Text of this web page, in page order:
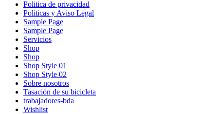
Politica de privacidad
Politicas y Aviso Legal
Sample Page
Sample Page
Servicios
Shop
Shop
Shop Style 01
Shop Style 02
Sobre nosotros
Tasación de su bicicleta
trabajadores-bda
Wishlist